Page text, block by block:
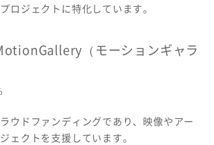
ロジェクトに特化しています。
（モーションギャラ
ウドファンディングであり、映像やアー
ェクトを支援しています。